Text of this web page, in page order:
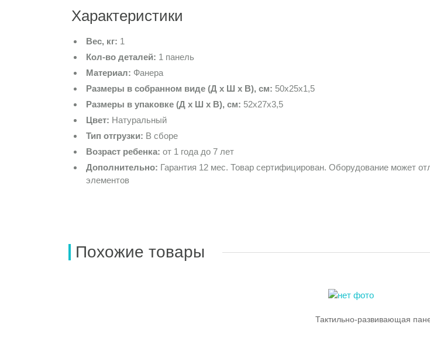
Характеристики
Вес, кг: 1
Кол-во деталей: 1 панель
Материал: Фанера
Размеры в собранном виде (Д х Ш х В), см: 50х25х1,5
Размеры в упаковке (Д х Ш х В), см: 52х27х3,5
Цвет: Натуральный
Тип отгрузки: В сборе
Возраст ребенка: от 1 года до 7 лет
Дополнительно: Гарантия 12 мес. Товар сертифицирован. Оборудование может
элементов
Похожие товары
Тактильно-развивающая